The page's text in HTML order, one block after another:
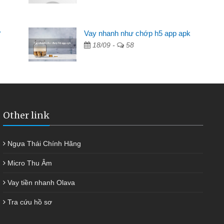
cần có 2 triệu để giải quyết việc riêng, trong 1-2 ngày tôi trả
được thôi. Cảm ơn đã giúp tôi kịp thời và nhanh chóng
Vay nhanh như chớp h5 app apk
18/09 - 58
Other link
Ngựa Thái Chính Hãng
Micro Thu Âm
Vay tiền nhanh Olava
Tra cứu hồ sơ